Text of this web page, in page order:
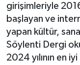
girişimleriyle
başlayan ve
yapan kültür,
Söylenti Dergi
2024 yılının en
Haber Arşivi